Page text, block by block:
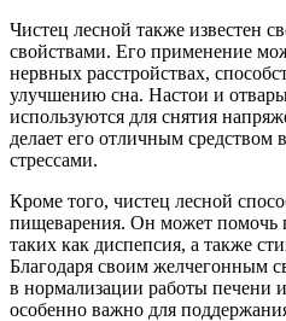
Чистец лесной также известен
свойствами. Его применение
нервных расстройствах,
улучшению сна. Настои и отвары
используются для снятия
делает его отличным средством
стрессами.
Кроме того, чистец лесной
пищеварения. Он может помочь
таких как диспепсия, а также
Благодаря своим желчегонным
в нормализации работы печени
особенно важно для